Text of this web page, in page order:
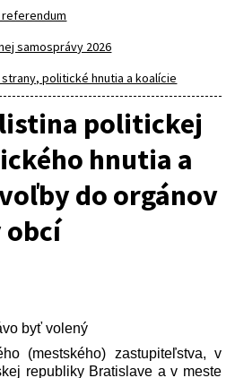
referendum
samosprávy 2026
politické hnutia a koalície
politickej
hnutia a
do orgánov
obcí
byť volený
(mestského) zastupiteľstva, v
republiky Bratislave a v meste